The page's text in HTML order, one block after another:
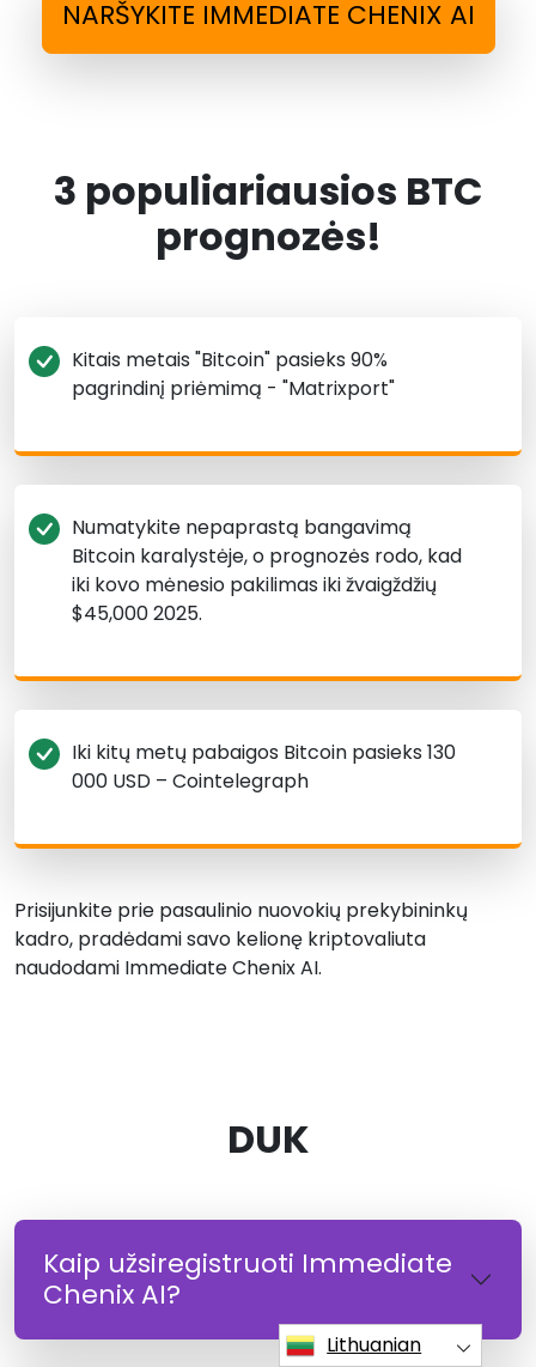
NARŠYKITE IMMEDIATE CHENIX AI
3 populiariausios BTC
prognozės!
Kitais metais "Bitcoin" pasieks 90%
pagrindinį priėmimą - "Matrixport"
Numatykite nepaprastą bangavimą
Bitcoin karalystėje, o prognozės rodo, kad
iki kovo mėnesio pakilimas iki žvaigždžių
$45,000 2025.
Iki kitų metų pabaigos Bitcoin pasieks 130
000 USD – Cointelegraph
Prisijunkite prie pasaulinio nuovokių prekybininkų
kadro, pradėdami savo kelionę kriptovaliuta
naudodami Immediate Chenix AI.
DUK
Kaip užsiregistruoti Immediate
Chenix AI?
Lithuanian